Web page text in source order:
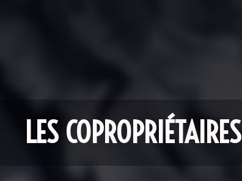
LES COPROPRIÉTAIRES